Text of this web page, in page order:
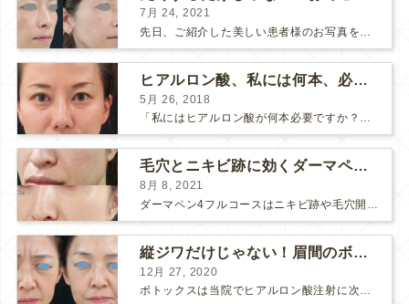
7月 24, 2021
先日、ご紹介した美しい患者様のお写真を使わせていただいて、おでこのヒアルロン酸注射について説明します。 （≫ 写真の患者様の経過はこちら『２年間で若返って綺麗になられた患者様』） なぜおでこに...
ヒアルロン酸、私には何本、必要ですか？
5月 26, 2018
「私にはヒアルロン酸が何本必要ですか？」 診察の時によく聞かれますが、なかなか難しい質問です。 どこまでこだわってキレイにしたいかによって 使うヒアルロン酸の量が変わるからです。 前回もご紹介させ...
毛穴とニキビ跡に効くダーマペン４フルコース
8月 8, 2021
ダーマペン4フルコースはニキビ跡や毛穴開きで悩まれている方に自信を持ってお勧めできる美肌治療です。 ↑ ダーマペン4フルコースを4回行いました。 ニキビ跡と毛穴開きが改善して肌のキメが整いまし...
縦ジワだけじゃない！眉間のボトックス注射
12月 27, 2020
ボトックスは当院でヒアルロン酸注射に次いで人気のある治療です。 私自身、美容治療が制限されていた妊娠・授乳中に一番やりたかったのはボトックスで、 「ボトックスが世の中から無くなったら困る！」と...